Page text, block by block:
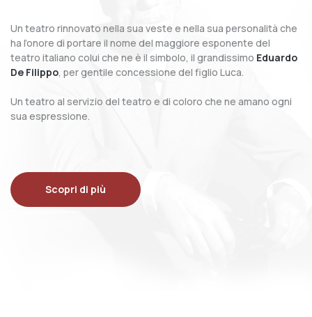
Un teatro rinnovato nella sua veste e nella sua personalità che
ha l’onore di portare il nome del maggiore esponente del
teatro italiano colui che ne è il simbolo, il grandissimo Eduardo
De Filippo, per gentile concessione del figlio Luca.
Un teatro al servizio del teatro e di coloro che ne amano ogni
sua espressione.
Scopri di più